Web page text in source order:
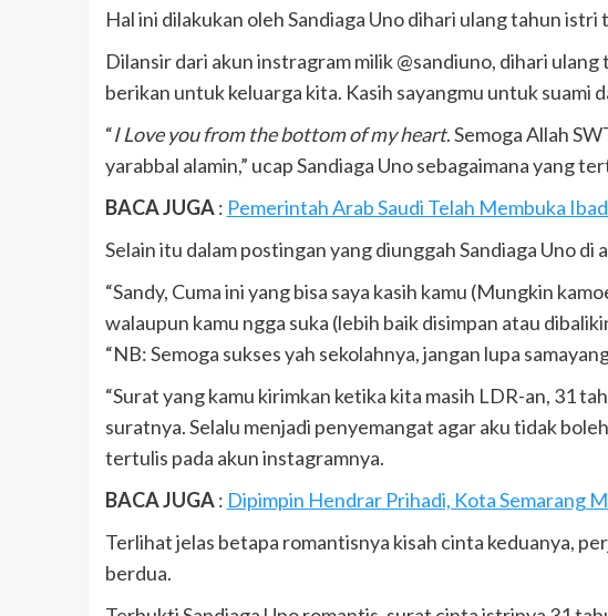
Hal ini dilakukan oleh Sandiaga Uno dihari ulang tahun
Dilansir dari akun instragram milik @sandiuno, dihari
berikan untuk keluarga kita. Kasih sayangmu untuk suami
“I Love you from the bottom of my heart. Semoga Allah
yarabbal alamin,” ucap Sandiaga Uno sebagaimana yang
BACA JUGA: Pemerintah Arab Saudi Telah Membuka
Selain itu dalam postingan yang diunggah Sandiaga Uno
“Sandy, Cuma ini yang bisa saya kasih kamu (Mungkin
walaupun kamu ngga suka (lebih baik disimpan atau
“NB: Semoga sukses yah sekolahnya, jangan lupa
“Surat yang kamu kirimkan ketika kita masih LDR-an, 31
suratnya. Selalu menjadi penyemangat agar aku tidak
tertulis pada akun instagramnya.
BACA JUGA: Dipimpin Hendrar Prihadi, Kota Semarang
Terlihat jelas betapa romantisnya kisah cinta keduanya,
berdua.